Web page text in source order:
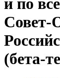
Совет-
(бета-